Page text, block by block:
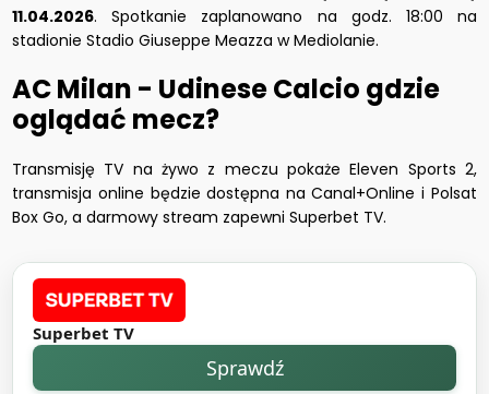
11.04.2026. Spotkanie zaplanowano na godz. 18:00 na
stadionie Stadio Giuseppe Meazza w Mediolanie.
AC Milan - Udinese Calcio gdzie
oglądać mecz?
Transmisję TV na żywo z meczu pokaże Eleven Sports 2,
transmisja online będzie dostępna na Canal+Online i Polsat
Box Go, a darmowy stream zapewni Superbet TV.
Superbet TV
Sprawdź